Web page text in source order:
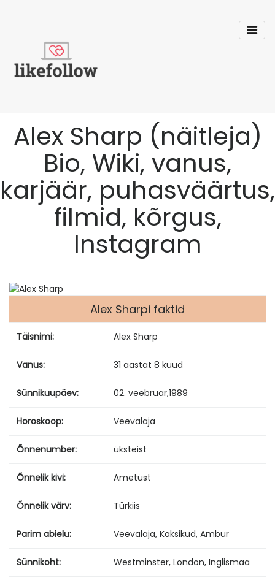
Alex Sharp (näitleja)
Bio, Wiki, vanus,
karjäär, puhasväärtus,
filmid, kõrgus,
Instagram
Alex Sharpi faktid
Täisnimi: Alex Sharp
Vanus: 31 aastat 8 kuud
Sünnikuupäev: 02. veebruar,1989
Horoskoop: Veevalaja
Õnnenumber: üksteist
Õnnelik kivi: Ametüst
Õnnelik värv: Türkiis
Parim abielu: Veevalaja, Kaksikud, Ambur
Sünnikoht: Westminster, London, Inglismaa